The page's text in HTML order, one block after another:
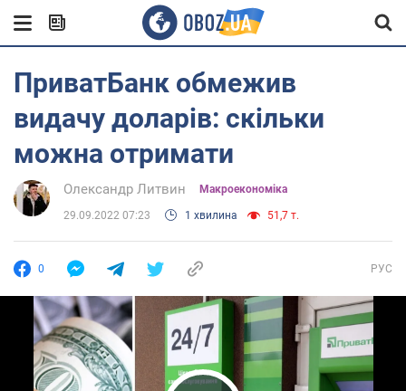
ПриватБанк обмежив
видачу доларів: скільки
можна отримати
Олександр Литвин Mакроекономіка
29.09.2022 07:23 1 хвилина 51,7 т.
0 РУС